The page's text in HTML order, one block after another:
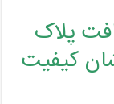
پلاک
کیفیت